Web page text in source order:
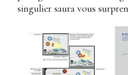
singulier saura vous